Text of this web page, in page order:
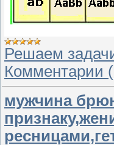
Решаем
Комментарии
мужчина